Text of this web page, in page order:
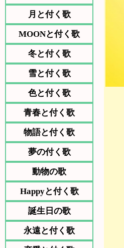
月と付く歌
MOONと付く歌
冬と付く歌
雪と付く歌
色と付く歌
青春と付く歌
物語と付く歌
夢の付く歌
動物の歌
Happyと付く歌
誕生日の歌
永遠と付く歌